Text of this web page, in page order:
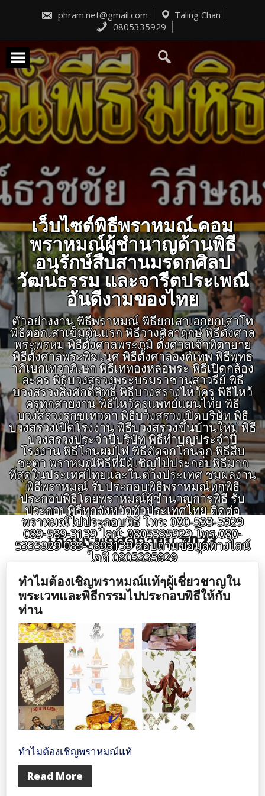
phram.net@gmail.com
Taling Chan
0805335929
เว็บไซต์พิธีพราหมณ์.คอม
พราหมณ์ผู้ชำนาญด้านพิธี
อนุรักษ์สืบสานมรดกศิลป
วัฒนธรรม และจารีตประเพณี
อันดีงามของไทย
ตัวอย่างงาน พิธีพราหมณ์ พิธียกเสาเอกยกเสาโท
พิธีตอกเสาเข็มต้นแรก พิธีวางศิลาฤกษ์ พิธีตั้งศาล
พระพรหม พิธีตั้งศาลพระภูมิ ตั้งศาลเจ้าที่ตายาย
พิธีตั้งศาลพระพิฆเนศ พิธีตั้งศาลองค์เทพ พิธีพุทธ
าภิเษกเทวาภิเษก พิธีเททองหล่อพระ พิธีเปิดกล้อง
ละคร พิธีบวงสรวงพระบรมราชานุสาวรีย์ พิธี
บวงสรวงสิ่งศักดิ์สิทธิ์ พิธีบวงสรวงไหว้ครู พิธีไหว้
ครูทุกสายงาน พิธีไหว้ครูแพทย์แผนไทย พิธี
บวงสรวงรุกขเทวดา พิธีบวงสรวงเปิดบริษัท พิธี
บวงสรวงเปิดโรงงาน พิธีบวงสรวงขึ้นบ้านใหม่ พิธี
บวงสรวงประจำปีบริษัท พิธีทำบุญประจำปี
โรงงาน พิธีโกนผมไฟ พิธีตัดจุกโกนจุก พิธีสืบ
ชะตา พราหมณ์พิธีที่มีผู้เชิญไปประกอบพิธีมาก
ที่สุดในประเทศไทยและในต่างประเทศ ชมผลงาน
พิธีพราหมณ์ รับประกอบพิธีพราหมณ์ทุกพิธี
ประกอบพิธีโดยพราหมณ์ผู้ชำนาญการพิธี รับ
ประกอบพิธีทุกจังหวัดทั่วประเทศไทย ติดต่อ
พราหมณ์ไปประกอบพิธี โทร: 080-533-5929
089-589-3139 ไลน์: 0805335929 โทร.080-
5335929 089-5893139 สอบถามข้อมูลทางไลน์
ไอดี 0805335929
เดือน:พฤศจิกายน 2023
ทำไมต้องเชิญพราหมณ์แท้ๆผู้เชี่ยวชาญใน
พระเวทและพิธีกรรมไปประกอบพิธีให้กับ
ท่าน
ทำไมต้องเชิญพราหมณ์แท้
Read More